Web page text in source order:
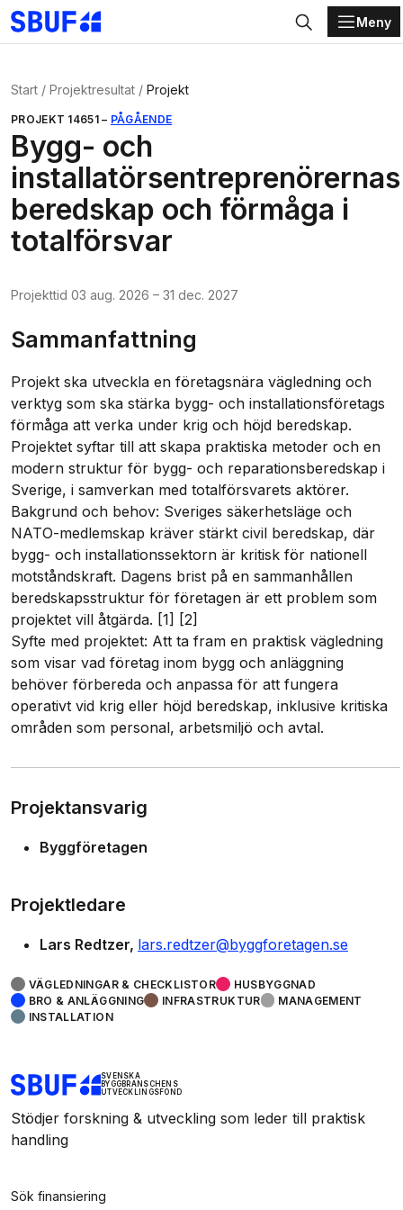
Gå direkt till huvudinnehållet
Sök
Meny
Start Projektresultat Projekt
PROJEKT 14651 – PÅGÅENDE
Bygg- och
installatörsentreprenörernas
beredskap och förmåga i
totalförsvar
Projekttid 03 aug. 2026 – 31 dec. 2027
Sammanfattning
Projekt ska utveckla en företagsnära vägledning och
verktyg som ska stärka bygg- och installationsföretags
förmåga att verka under krig och höjd beredskap.
Projektet syftar till att skapa praktiska metoder och en
modern struktur för bygg- och reparationsberedskap i
Sverige, i samverkan med totalförsvarets aktörer.
Bakgrund och behov: Sveriges säkerhetsläge och
NATO-medlemskap kräver stärkt civil beredskap, där
bygg- och installationssektorn är kritisk för nationell
motståndskraft. Dagens brist på en sammanhållen
beredskapsstruktur för företagen är ett problem som
projektet vill åtgärda. [1] [2]
Syfte med projektet: Att ta fram en praktisk vägledning
som visar vad företag inom bygg och anläggning
behöver förbereda och anpassa för att fungera
operativt vid krig eller höjd beredskap, inklusive kritiska
områden som personal, arbetsmiljö och avtal.
Projektansvarig
Byggföretagen
Projektledare
Lars Redtzer lars.redtzer@byggforetagen.se
VÄGLEDNINGAR & CHECKLISTOR
HUSBYGGNAD
BRO & ANLÄGGNING
INFRASTRUKTUR
MANAGEMENT
INSTALLATION
SVENSKA
BYGGBRANSCHENS
UTVECKLINGSFOND
Stödjer forskning & utveckling som leder till praktisk
handling
Sök finansiering